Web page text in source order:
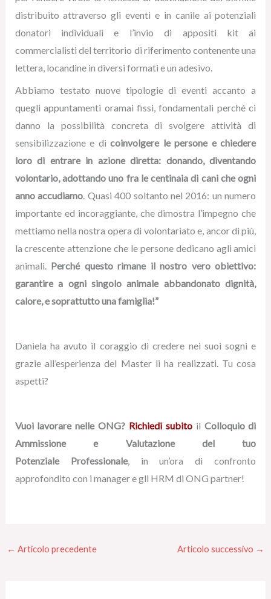
distribuito attraverso gli eventi e in canile ai potenziali
donatori individuali e l’invio di appositi kit ai
commercialisti del territorio di riferimento contenente una
lettera, locandine in diversi formati e un adesivo.
Abbiamo testato nuove tipologie di eventi accanto a
quegli appuntamenti oramai fissi, fondamentali perché ci
danno la possibilità concreta di svolgere attività di
sensibilizzazione e di coinvolgere le persone e chiedere
loro di entrare in azione diretta: donando, diventando
volontario, adottando uno fra le centinaia di cani che ogni
anno accudiamo. Quasi 400 soltanto nel 2016: un numero
importante ed incoraggiante, che dimostra l’impegno che
mettiamo nella nostra opera di volontariato e, ancor di più,
la crescente attenzione che le persone dedicano agli amici
animali. Perché questo rimane il nostro vero obiettivo:
garantire a ogni singolo animale abbandonato dignità,
calore, e soprattutto una famiglia!”
Daniela ha avuto il coraggio di credere nei suoi sogni e
grazie all’esperienza del Master li ha realizzati. Tu cosa
aspetti?
Vuoi lavorare nelle ONG? Richiedi subitoil Colloquio di
Ammissione e Valutazione del tuo
Potenziale Professionale, in un’ora di confronto
approfondito con i manager e gli HRM di ONG partner!
← Articolo precedente Articolo successivo →